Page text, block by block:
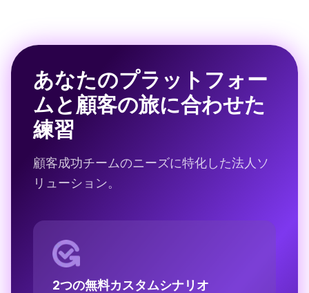
あなたのプラットフォー
ムと顧客の旅に合わせた
練習
顧客成功チームのニーズに特化した法人ソ
リューション。
2つの無料カスタムシナリオ